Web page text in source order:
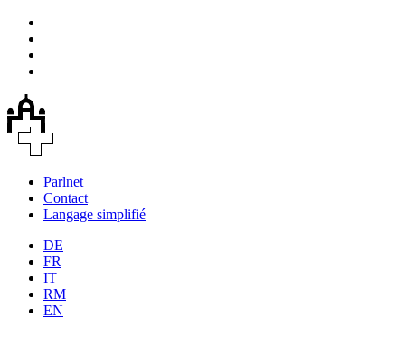
Parlnet
Contact
Langage simplifié
DE
FR
IT
RM
EN